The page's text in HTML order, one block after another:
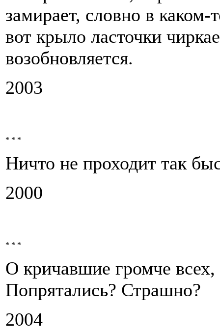
замирает, словно в
вот крыло ласточки
возобновляется.
2003
* * *
Ничто не проходит так
2000
* * *
О кричавшие громче
Попрятались? Страшно?
2004